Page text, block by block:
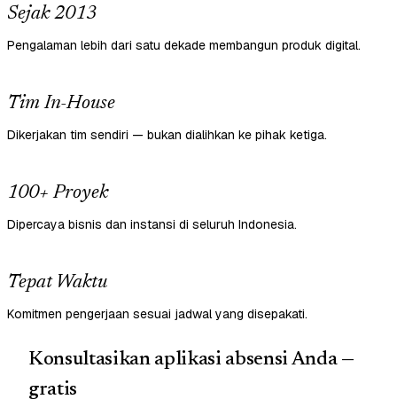
Sejak 2013
Pengalaman lebih dari satu dekade membangun produk digital.
Tim In-House
Dikerjakan tim sendiri — bukan dialihkan ke pihak ketiga.
100+ Proyek
Dipercaya bisnis dan instansi di seluruh Indonesia.
Tepat Waktu
Komitmen pengerjaan sesuai jadwal yang disepakati.
Konsultasikan aplikasi absensi Anda —
gratis